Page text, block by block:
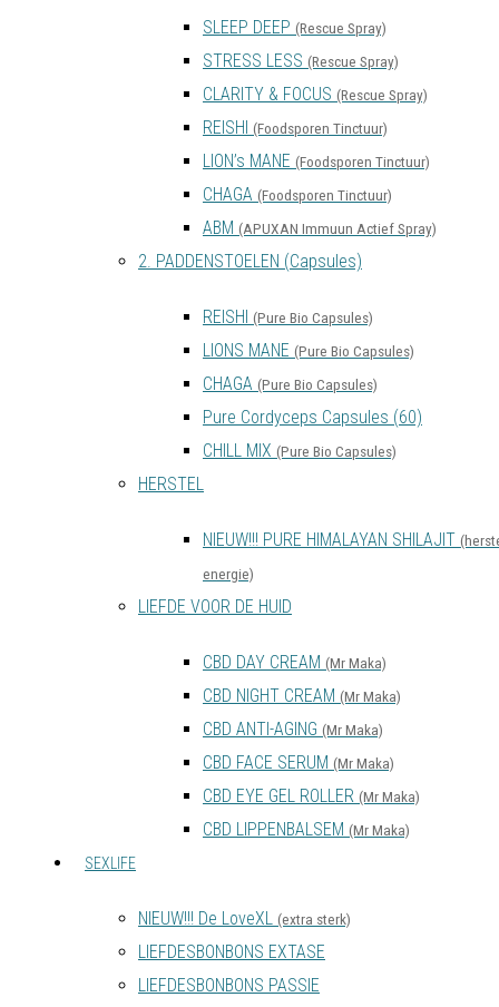
SLEEP DEEP (Rescue Spray)
STRESS LESS (Rescue Spray)
CLARITY & FOCUS (Rescue Spray)
REISHI (Foodsporen Tinctuur)
LION’s MANE (Foodsporen Tinctuur)
CHAGA (Foodsporen Tinctuur)
ABM (APUXAN Immuun Actief Spray)
2. PADDENSTOELEN (Capsules)
REISHI (Pure Bio Capsules)
LIONS MANE (Pure Bio Capsules)
CHAGA (Pure Bio Capsules)
Pure Cordyceps Capsules (60)
CHILL MIX (Pure Bio Capsules)
HERSTEL
NIEUW!!! PURE HIMALAYAN SHILAJIT
energie)
LIEFDE VOOR DE HUID
CBD DAY CREAM (Mr Maka)
CBD NIGHT CREAM (Mr Maka)
CBD ANTI-AGING (Mr Maka)
CBD FACE SERUM (Mr Maka)
CBD EYE GEL ROLLER (Mr Maka)
CBD LIPPENBALSEM (Mr Maka)
SEXLIFE
NIEUW!!! De LoveXL (extra sterk)
LIEFDESBONBONS EXTASE
LIEFDESBONBONS PASSIE